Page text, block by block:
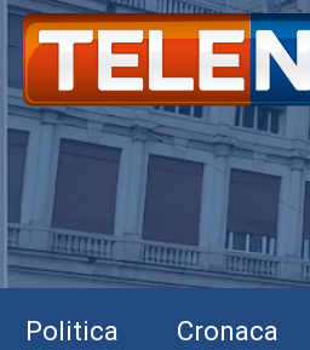
Politica Cronaca